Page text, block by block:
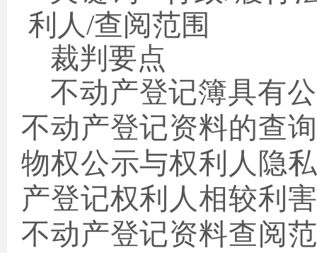
利人/查阅范围
裁判要点
不动产登记簿具有
不动产登记资料的查
物权公示与权利人隐
产登记权利人相较利
不动产登记资料查阅